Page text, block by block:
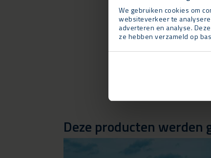
We gebruiken cookies om
websiteverkeer te
adverteren en analyse.
ze hebben verzameld op
Deze producten